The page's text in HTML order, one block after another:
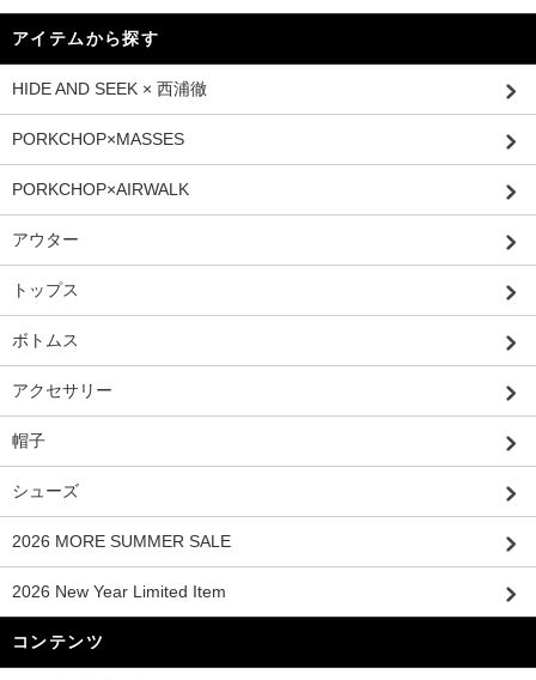
アイテムから探す
HIDE AND SEEK × 西浦徹
PORKCHOP×MASSES
PORKCHOP×AIRWALK
アウター
トップス
ボトムス
アクセサリー
帽子
シューズ
2026 MORE SUMMER SALE
2026 New Year Limited Item
コンテンツ